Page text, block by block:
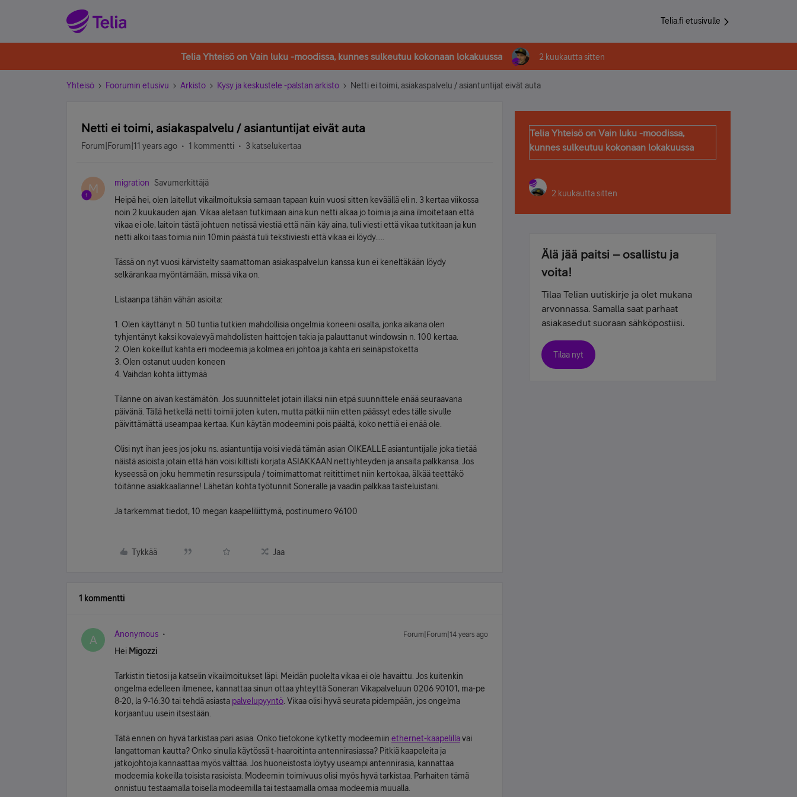
Telia.fi etusivulle
Telia Yhteisö on Vain luku -moodissa, kunnes sulkeutuu kokonaan lokakuussa 2 kuukautta sitten
Yhteisö Foorumin etusivu Arkisto Kysy ja keskustele -palstan arkisto Netti ei toimi, asiakaspalvelu / asiantuntijat eivät auta
Netti ei toimi, asiakaspalvelu / asiantuntijat eivät auta
Forum|Forum|11 years ago 1 kommentti 3 katselukertaa
M migration
Savumerkittäjä
Heipä hei, olen laitellut vikailmoituksia samaan tapaan kuin vuosi sitten keväällä eli n. 3 kertaa viikossa
noin 2 kuukauden ajan. Vikaa aletaan tutkimaan aina kun netti alkaa jo toimia ja aina ilmoitetaan että
vikaa ei ole, laitoin tästä johtuen netissä viestiä että näin käy aina, tuli viesti että vikaa tutkitaan ja kun
netti alkoi taas toimia niin 10min päästä tuli tekstiviesti että vikaa ei löydy.....
Tässä on nyt vuosi kärvistelty saamattoman asiakaspalvelun kanssa kun ei keneltäkään löydy
selkärankaa myöntämään, missä vika on.
Listaanpa tähän vähän asioita:
1. Olen käyttänyt n. 50 tuntia tutkien mahdollisia ongelmia koneeni osalta, jonka aikana olen
tyhjentänyt kaksi kovalevyä mahdollisten haittojen takia ja palauttanut windowsin n. 100 kertaa.
2. Olen kokeillut kahta eri modeemia ja kolmea eri johtoa ja kahta eri seinäpistoketta
3. Olen ostanut uuden koneen
4. Vaihdan kohta liittymää
Tilanne on aivan kestämätön. Jos suunnittelet jotain illaksi niin etpä suunnittele enää seuraavana
päivänä. Tällä hetkellä netti toimii joten kuten, mutta pätkii niin etten päässyt edes tälle sivulle
päivittämättä useampaa kertaa. Kun käytän modeemini pois päältä, koko nettiä ei enää ole.
Olisi nyt ihan jees jos joku ns. asiantuntija voisi viedä tämän asian OIKEALLE asiantuntijalle joka tietää
näistä asioista jotain että hän voisi kiltisti korjata ASIAKKAAN nettiyhteyden ja ansaita palkkansa. Jos
kyseessä on joku hemmetin resurssipula / toimimattomat reitittimet niin kertokaa, älkää teettäkö
töitänne asiakkaallanne! Lähetän kohta työtunnit Soneralle ja vaadin palkkaa taisteluistani.
Ja tarkemmat tiedot, 10 megan kaapeliliittymä, postinumero 96100
Tykkää Jaa
1 kommentti
A Anonymous Forum|Forum|14 years ago
Hei Migozzi
Tarkistin tietosi ja katselin vikailmoitukset läpi. Meidän puolelta vikaa ei ole havaittu. Jos kuitenkin
ongelma edelleen ilmenee, kannattaa sinun ottaa yhteyttä Soneran Vikapalveluun 0206 90101, ma-pe
8-20, la 9-16:30 tai tehdä asiasta palvelupyyntö . Vikaa olisi hyvä seurata pidempään, jos ongelma
korjaantuu usein itsestään.
Tätä ennen on hyvä tarkistaa pari asiaa. Onko tietokone kytketty modeemiin ethernet-kaapelillavai
langattoman kautta? Onko sinulla käytössä t-haaroitinta antennirasiassa? Pitkiä kaapeleita ja
jatkojohtoja kannaattaa myös välttää. Jos huoneistosta löytyy useampi antennirasia, kannattaa
modeemia kokeilla toisista rasioista. Modeemin toimivuus olisi myös hyvä tarkistaa. Parhaiten tämä
onnistuu testaamalla toisella modeemilla tai testaamalla omaa modeemia muualla.
Telia Yhteisö on Vain luku -moodissa,
kunnes sulkeutuu kokonaan lokakuussa
2 kuukautta sitten
Älä jää paitsi – osallistu ja
voita!
Tilaa Telian uutiskirje ja olet mukana
arvonnassa. Samalla saat parhaat
asiakasedut suoraan sähköpostiisi.
Tilaa nyt